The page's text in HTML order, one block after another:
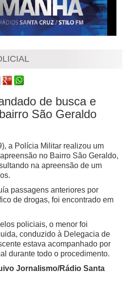
de busca e
São Geraldo
a Polícia Militar realizou um
no Bairro São Geraldo,
na apreensão de um
passagens anteriores por
de drogas, foi encontrado em
policiais, o menor foi
conduzido à Delegacia de
estava acompanhado por
durante todo o procedimento.
Jornalismo/Rádio Santa